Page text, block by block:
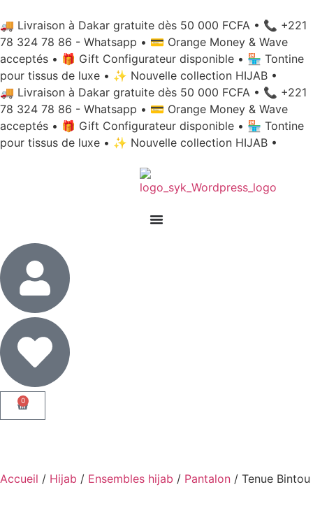
🚚 Livraison à Dakar gratuite dès 50 000 FCFA • 📞 +221
78 324 78 86 - Whatsapp • 💳 Orange Money & Wave
acceptés • 🎁 Gift Configurateur disponible • 🏪 Tontine
pour tissus de luxe • ✨ Nouvelle collection HIJAB •
🚚 Livraison à Dakar gratuite dès 50 000 FCFA • 📞 +221
78 324 78 86 - Whatsapp • 💳 Orange Money & Wave
acceptés • 🎁 Gift Configurateur disponible • 🏪 Tontine
pour tissus de luxe • ✨ Nouvelle collection HIJAB •
0
Accueil / Hijab / Ensembles hijab / Pantalon / Tenue Bintou